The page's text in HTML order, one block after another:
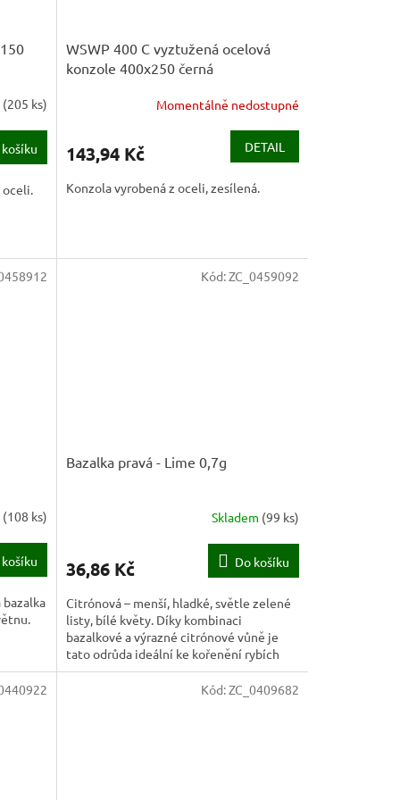
(205 ks)
WSWP 400 C vyztužená ocelová
konzole 400x250 černá
Momentálně nedostupné
143,94 Kč DETAIL
Konzola vyrobená z oceli, zesílená.
(108 ks)
Bazalka pravá - Lime 0,7g
Skladem (99 ks)
36,86 Kč Do košíku
Citrónová – menší, hladké, světle zelené
listy, bílé květy. Díky kombinaci
bazalkové a výrazné citrónové vůně je
tato odrůda ideální ke kořenění rybích
pokrmů a do bylinkových...
Kód:ZC_0459092
Kód:ZC_0409682